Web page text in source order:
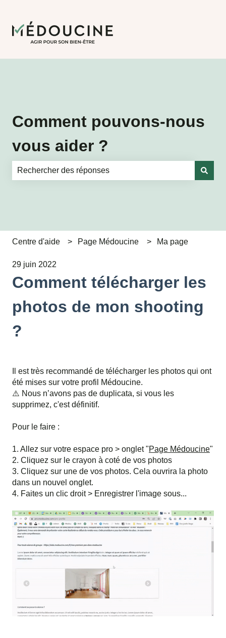
Comment pouvons-nous
vous aider ?
Centre d'aide Page Médoucine Ma page
29 juin 2022
Comment télécharger les
photos de mon shooting
?
Il est très recommandé de télécharger les photos qui ont
été mises sur votre profil Médoucine.
⚠️ Nous n’avons pas de duplicata, si vous les
supprimez, c'est définitif.
Pour le faire :
1. Allez sur votre espace pro > onglet "Page Médoucine"
2. Cliquez sur le crayon à coté de vos photos
3. Cliquez sur une de vos photos. Cela ouvrira la photo
dans un nouvel onglet.
4. Faites un clic droit > Enregistrer l'image sous...